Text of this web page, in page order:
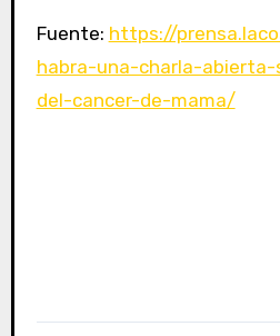
Fuente: https://
habra-una-charla-
del-cancer-de-mama/